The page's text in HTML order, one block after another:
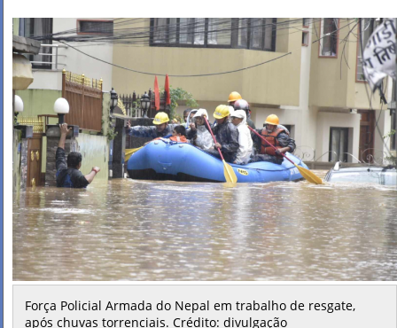
Força Policial Armada do Nepal em trabalho de resgate,
após chuvas torrenciais. Crédito: divulgação